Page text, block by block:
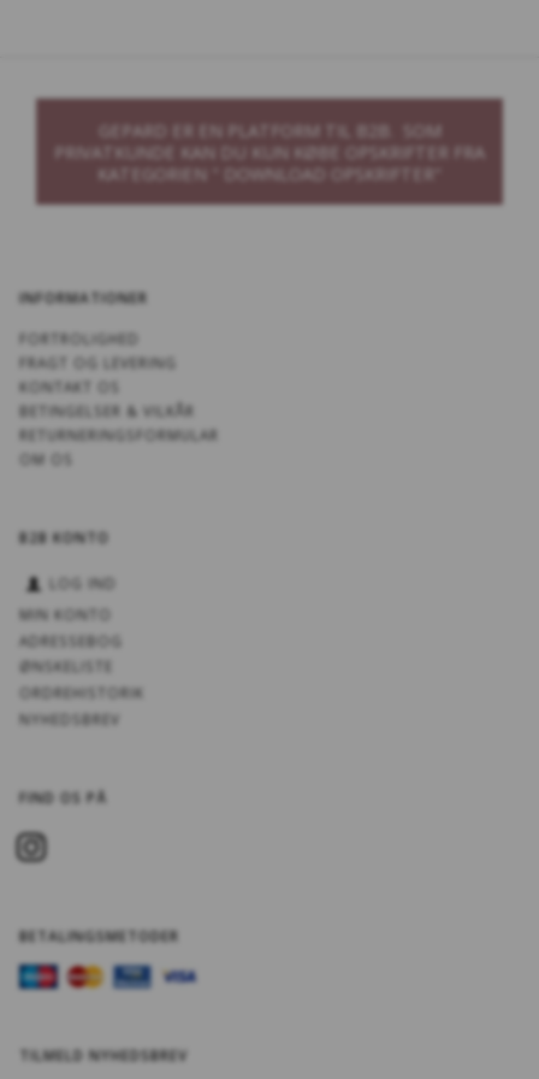
GEPARD ER EN PLATFORM TIL B2B. SOM
PRIVATKUNDE KAN DU KUN KØBE OPSKRIFTER FRA
KATEGORIEN " DOWNLOAD OPSKRIFTER"
INFORMATIONER
FORTROLIGHED
FRAGT OG LEVERING
KONTAKT OS
BETINGELSER & VILKÅR
RETURNERINGSFORMULAR
OM OS
B2B KONTO
LOG IND
MIN KONTO
ADRESSEBOG
ØNSKELISTE
ORDREHISTORIK
NYHEDSBREV
FIND OS PÅ
BETALINGSMETODER
TILMELD NYHEDSBREV